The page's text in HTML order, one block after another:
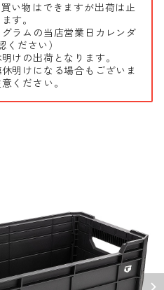
い物はできますが出荷は止
す。
ラムの当店営業日カレンダ
ください）
けの出荷となります。
明けになる場合もございま
ください。